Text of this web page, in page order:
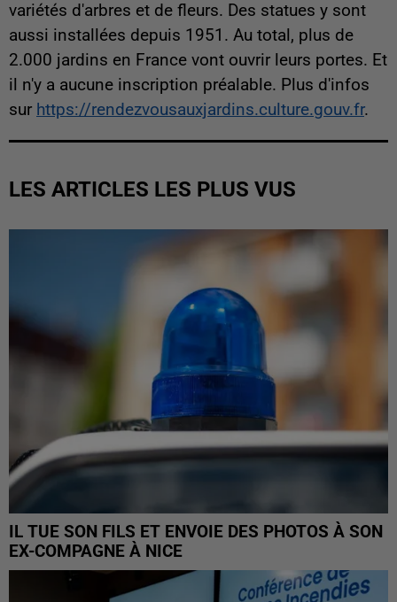
variétés d'arbres et de fleurs. Des statues y sont
aussi installées depuis 1951. Au total, plus de
2.000 jardins en France vont ouvrir leurs portes. Et
il n'y a aucune inscription préalable. Plus d'infos
sur https://rendezvousauxjardins.culture.gouv.fr.
LES ARTICLES LES PLUS VUS
IL TUE SON FILS ET ENVOIE DES PHOTOS À SON
EX-COMPAGNE À NICE